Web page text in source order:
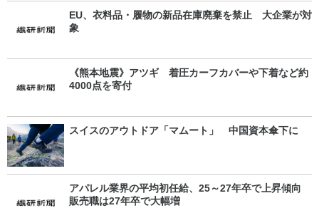
EU、衣料品・履物の新品在庫廃棄を禁止 大企業が対
象
《熊本地震》アツギ 着圧カーフカバーや下着など約
4000点を寄付
スイスのアウトドア「マムート」 中国資本傘下に
アパレル業界の平均初任給、25～27年卒で上昇傾向
販売職は27年卒で大幅増